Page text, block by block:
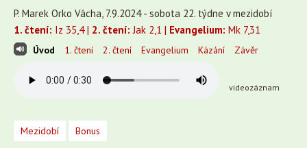
P. Marek Orko Vácha, 7.9.2024 - sobota 22. týdne v mezidobí
1. čtení: Iz 35,4 | 2. čtení: Jak 2,1 | Evangelium: Mk 7,31
Úvod 1. čtení 2. čtení Evangelium Kázání Závěr
videozáznam
Mezidobí Bonus